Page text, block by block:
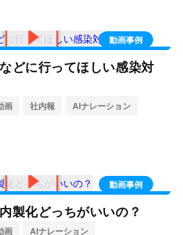
動画事例
どに行ってほしい感染対
画 社内報
AIナレーション
動画事例
製化どっちがいいの？
画 AIナレーション